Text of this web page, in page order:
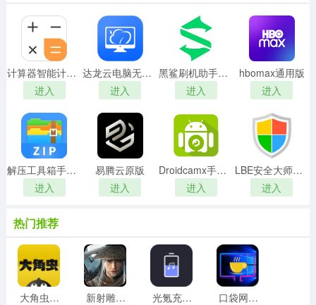
计算器智能计算手机免费版
进入
达龙云电脑无广告版
进入
黑鲨刷机助手手机最新版
进入
hbomax通用版
进入
解压工具箱手机最新版
进入
易腾云原版
进入
Droidcamx手机最新版
进入
LBE安全大师安卓版
进入
热门推荐
大角虫漫画手机最新版 新射雕群侠传之铁血丹心手机版 光氪充电提示音官方最新版 口袋网咖手机免费版